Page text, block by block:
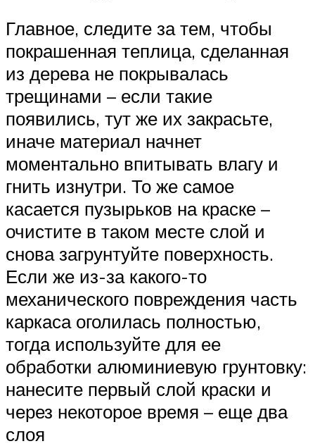
Главное, следите за тем, чтобы
покрашенная теплица, сделанная
из дерева не покрывалась
трещинами – если такие
появились, тут же их закрасьте,
иначе материал начнет
моментально впитывать влагу и
гнить изнутри. То же самое
касается пузырьков на краске –
очистите в таком месте слой и
снова загрунтуйте поверхность.
Если же из-за какого-то
механического повреждения часть
каркаса оголилась полностью,
тогда используйте для ее
обработки алюминиевую грунтовку:
нанесите первый слой краски и
через некоторое время – еще два
слоя